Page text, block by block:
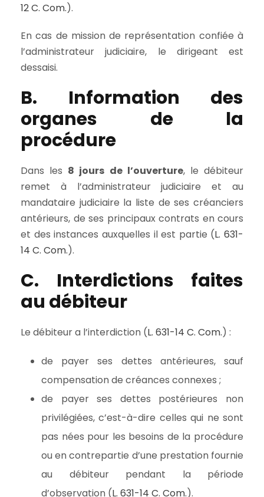
12 C. Com.).
En cas de mission de représentation confiée à
l’administrateur judiciaire, le dirigeant est
dessaisi.
B. Information des
organes de la
procédure
Dans les 8 jours de l’ouverture, le débiteur
remet à l’administrateur judiciaire et au
mandataire judiciaire la liste de ses créanciers
antérieurs, de ses principaux contrats en cours
et des instances auxquelles il est partie (L. 631-
14 C. Com.).
C. Interdictions faites
au débiteur
Le débiteur a l’interdiction (L. 631-14 C. Com.) :
de payer ses dettes antérieures, sauf
compensation de créances connexes ;
de payer ses dettes postérieures non
privilégiées, c’est-à-dire celles qui ne sont
pas nées pour les besoins de la procédure
ou en contrepartie d’une prestation fournie
au débiteur pendant la période
d’observation (L. 631-14 C. Com.).